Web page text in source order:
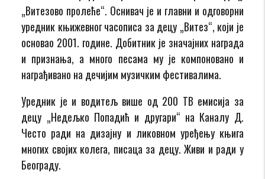
„Витезово пролеће“. Оснивач је и главни и одговорни
уредник књижевног часописа за децу „Витез“, који је
основао 2001. године. Добитник је значајних награда
и признања, а много песама му је компоновано и
награђивано на дечијим музичким фестивалима.
Уредник је и водитељ више од 200 ТВ емисија за
децу „Недељко Попадић и другари“ на Каналу Д.
Често ради на дизајну и ликовном уређењу књига
многих својих колега, писаца за децу. Живи и ради у
Београду.